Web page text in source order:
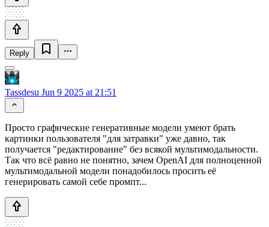
Reply
Tassdesu Jun 9 2025 at 21:51
Просто графические генеративные модели умеют брать
картинки пользователя "для затравки" уже давно, так
получается "редактирование" без всякой мультимодальности.
Так что всё равно не понятно, зачем OpenAI для полноценной
мультимодальной модели понадобилось просить её
генерировать самой себе промпт...